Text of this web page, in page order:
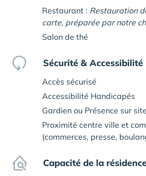
Restaurant : Restauration
carte, préparée par notre
Salon de thé
Sécurité & Accessibilité
Accès sécurisé
Accessibilité Handicapés
Gardien ou Présence sur site
Proximité centre ville et
(commerces, presse,
Capacité de la